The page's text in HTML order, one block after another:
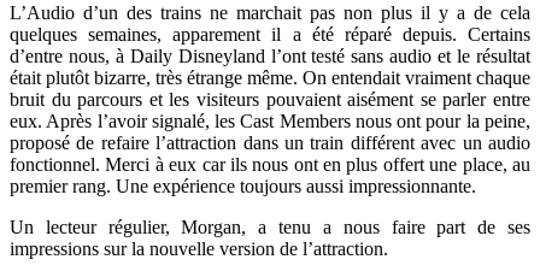
L’Audio d’un des trains ne marchait pas non plus il y a de cela
quelques semaines, apparement il a été réparé depuis. Certains
d’entre nous, à Daily Disneyland l’ont testé sans audio et le résultat
était plutôt bizarre, très étrange même. On entendait vraiment chaque
bruit du parcours et les visiteurs pouvaient aisément se parler entre
eux. Après l’avoir signalé, les Cast Members nous ont pour la peine,
proposé de refaire l’attraction dans un train différent avec un audio
fonctionnel. Merci à eux car ils nous ont en plus offert une place, au
premier rang. Une expérience toujours aussi impressionnante.
Un lecteur régulier, Morgan, a tenu a nous faire part de ses
impressions sur la nouvelle version de l’attraction.